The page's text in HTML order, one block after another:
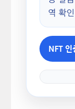
역 확인
NFT 인